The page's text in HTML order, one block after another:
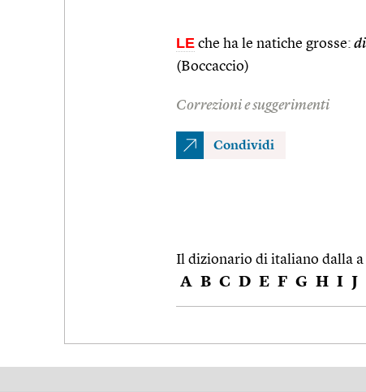
LE che ha le natiche grosse:
(Boccaccio)
Correzioni e suggerimenti
Condividi
Il dizionario di italiano dalla a
A B C D E F G H I J